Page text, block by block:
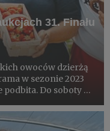
31. Finału
owoców dzierżą
w sezonie 2023
podbita. Do soboty -
przekazali